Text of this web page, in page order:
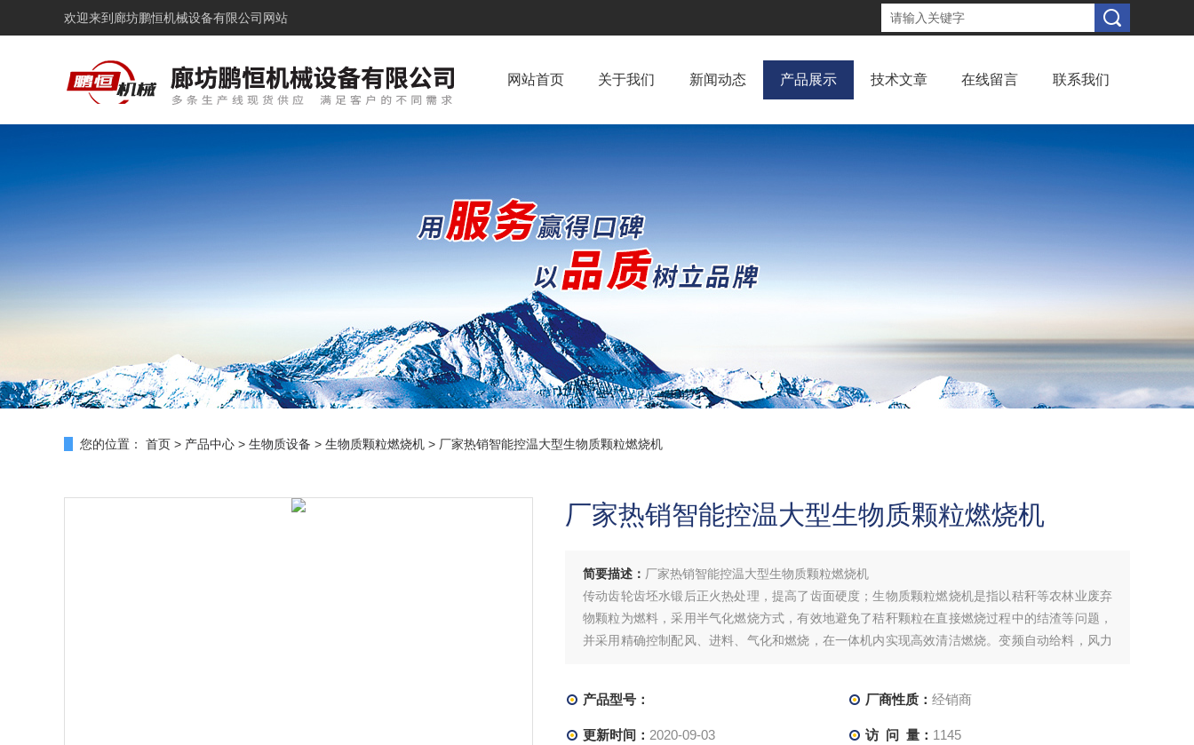
欢迎来到 廊坊鹏恒机械设备有限公司网站
网站首页 关于我们 新闻动态 产品展示 技术文章 在线留言 联系我们
您的位置： 首页 > 产品中心 > 生物质设备 > 生物质颗粒燃烧机 > 厂家热销智能控温大型生物质颗粒燃烧机
厂家热销智能控温大型生物质颗粒燃烧机
简要描述： 厂家热销智能控温大型生物质颗粒燃烧机
传动齿轮齿坯水锻后正火热处理，提高了齿面硬度；生物质颗粒燃烧机是指以秸秆等农林业废弃
物颗粒为燃料，采用半气化燃烧方式，有效地避免了秸秆颗粒在直接燃烧过程中的结渣等问题，
并采用精确控制配风、进料、气化和燃烧，在一体机内实现高效清洁燃烧。变频自动给料，风力
产品型号： 厂商性质： 经销商
更新时间： 2020-09-03 访 问 量： 1145